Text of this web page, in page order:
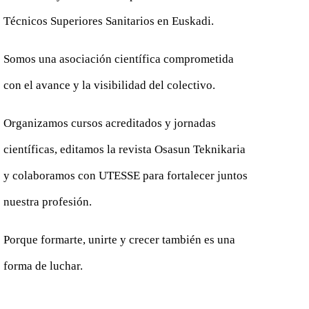
Técnicos Superiores Sanitarios en Euskadi.
Somos una asociación científica comprometida
con el avance y la visibilidad del colectivo.
Organizamos cursos acreditados y jornadas
científicas, editamos la revista Osasun Teknikaria
y colaboramos con UTESSE para fortalecer juntos
nuestra profesión.
Porque formarte, unirte y crecer también es una
forma de luchar.